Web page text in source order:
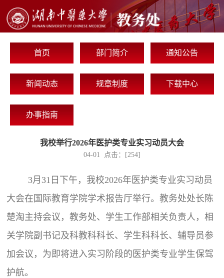
首页 部门简介 通知公告
新闻动态 规章制度 下载中心
办事指南
我校举行2026年医护类专业实习动员大会
04-01 点击：[254]
3月31日下午，我校2026年医护类专业实习动员
大会在国际教育学院学术报告厅举行。教务处处长陈
楚淘主持会议，教务处、学生工作部相关负责人，相
关学院副书记及科教科科长、学生科科长、辅导员参
加会议，为即将进入实习阶段的医护类专业学生保驾
护航。